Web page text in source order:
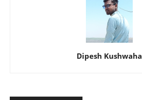
Dipesh Kushwaha